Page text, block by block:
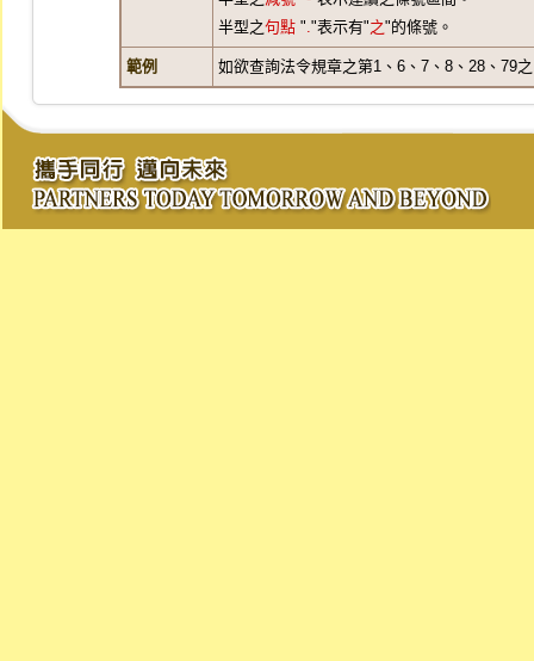
半型之句點 "."表示有"之"的條號。
範例 如欲查詢法令規章之第1、6、7、8、28、79